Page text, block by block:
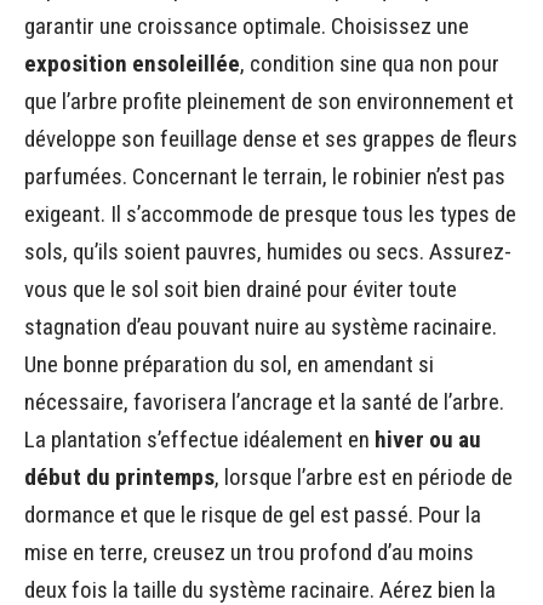
garantir une croissance optimale. Choisissez une
exposition ensoleillée, condition sine qua non pour
que l’arbre profite pleinement de son environnement et
développe son feuillage dense et ses grappes de fleurs
parfumées. Concernant le terrain, le robinier n’est pas
exigeant. Il s’accommode de presque tous les types de
sols, qu’ils soient pauvres, humides ou secs. Assurez-
vous que le sol soit bien drainé pour éviter toute
stagnation d’eau pouvant nuire au système racinaire.
Une bonne préparation du sol, en amendant si
nécessaire, favorisera l’ancrage et la santé de l’arbre.
La plantation s’effectue idéalement en hiver ou au
début du printemps, lorsque l’arbre est en période de
dormance et que le risque de gel est passé. Pour la
mise en terre, creusez un trou profond d’au moins
deux fois la taille du système racinaire. Aérez bien la